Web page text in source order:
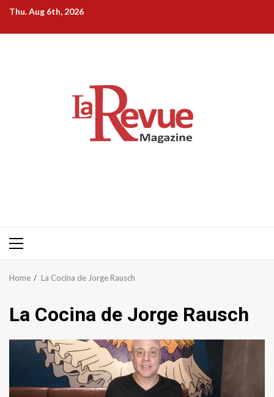
Skip
content
Thu. Aug 6th, 2026
Primary
Home La Cocina de Jorge Rausch
La Cocina de Jorge Rausch